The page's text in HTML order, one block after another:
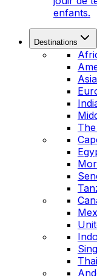
enfants.
Destinations
Asia